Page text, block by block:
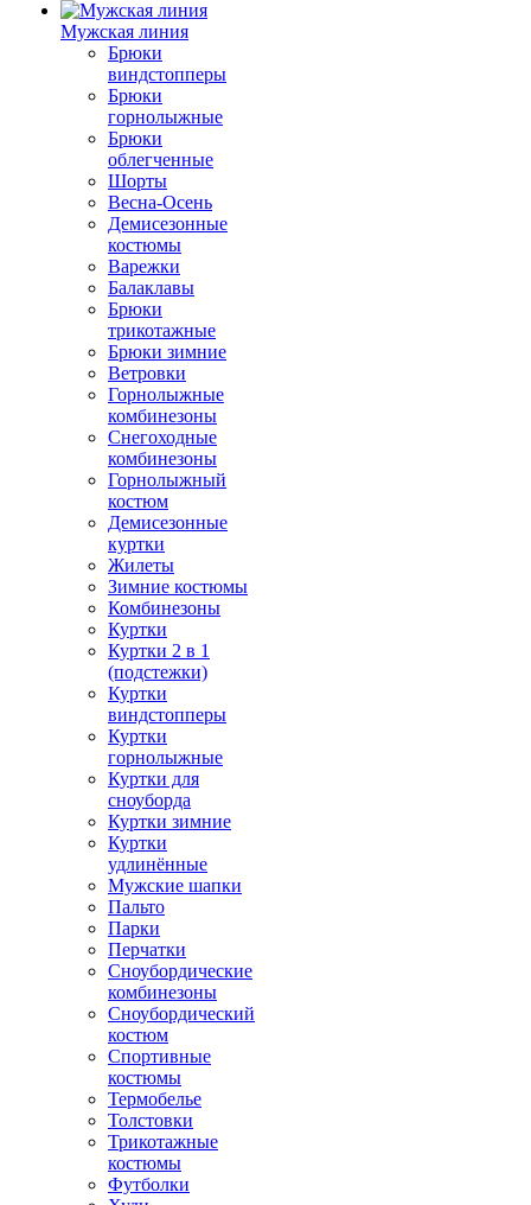
Мужская линия
Брюки
виндстопперы
Брюки
горнолыжные
Брюки
облегченные
Шорты
Весна-Осень
Демисезонные
костюмы
Варежки
Балаклавы
Брюки
трикотажные
Брюки зимние
Ветровки
Горнолыжные
комбинезоны
Снегоходные
комбинезоны
Горнолыжный
костюм
Демисезонные
куртки
Жилеты
Зимние костюмы
Комбинезоны
Куртки
Куртки 2 в 1
(подстежки)
Куртки
виндстопперы
Куртки
горнолыжные
Куртки для
сноуборда
Куртки зимние
Куртки
удлинённые
Мужские шапки
Пальто
Парки
Перчатки
Сноубордические
комбинезоны
Сноубордический
костюм
Спортивные
костюмы
Термобелье
Толстовки
Трикотажные
костюмы
Футболки